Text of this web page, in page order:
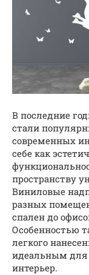
В последние
стали
современных
себе как
пространству
Виниловые
разных
спален до
Особенностью
легкого
идеальным для
интерьер.